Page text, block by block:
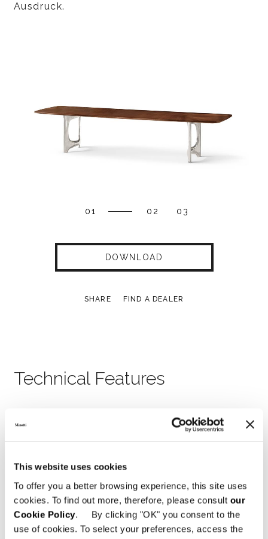
This website uses cookies
To offer you a better browsing experience, this site uses
cookies. To find out more, therefore, please consult our
Cookie Policy. By clicking "OK" you consent to the
use of cookies. To select your preferences, access the
Ausdruck.
01 02 03
DOWNLOAD
SHARE FIND A DEALER
Technical Features